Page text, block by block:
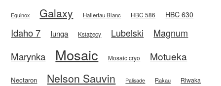
Equinox Galaxy Hallertau Blanc HBC 586 HBC 630
Idaho 7 Iunga Książęcy Lubelski
Magnum
Marynka
Mosaic Mosaic cryo Motueka
Nectaron Nelson Sauvin Palisade Rakau Riwaka